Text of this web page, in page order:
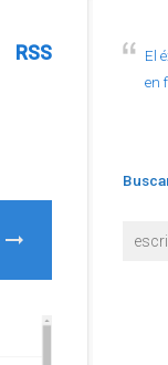
RSS
El
en